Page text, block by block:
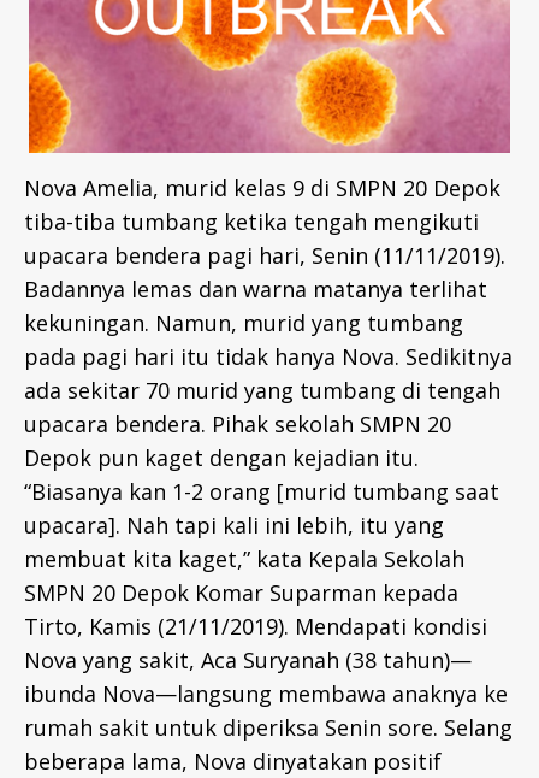
Nova Amelia, murid kelas 9 di SMPN 20 Depok
tiba-tiba tumbang ketika tengah mengikuti
upacara bendera pagi hari, Senin (11/11/2019).
Badannya lemas dan warna matanya terlihat
kekuningan. Namun, murid yang tumbang
pada pagi hari itu tidak hanya Nova. Sedikitnya
ada sekitar 70 murid yang tumbang di tengah
upacara bendera. Pihak sekolah SMPN 20
Depok pun kaget dengan kejadian itu.
“Biasanya kan 1-2 orang [murid tumbang saat
upacara]. Nah tapi kali ini lebih, itu yang
membuat kita kaget,” kata Kepala Sekolah
SMPN 20 Depok Komar Suparman kepada
Tirto, Kamis (21/11/2019). Mendapati kondisi
Nova yang sakit, Aca Suryanah (38 tahun)—
ibunda Nova—langsung membawa anaknya ke
rumah sakit untuk diperiksa Senin sore. Selang
beberapa lama, Nova dinyatakan positif